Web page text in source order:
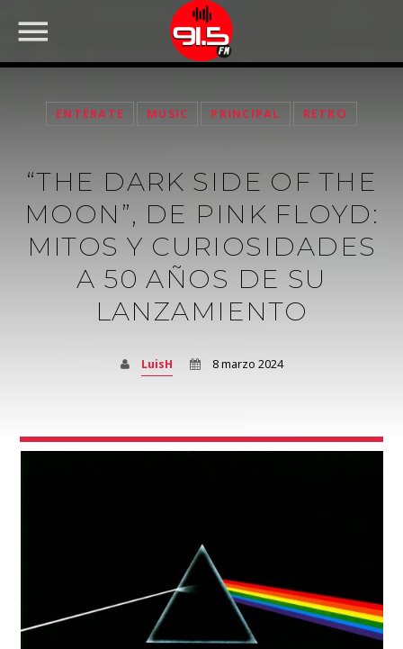
FACEBOOK
ENTÉRATE MUSIC PRINCIPAL RETRO
“THE DARK SIDE OF THE
MOON”, DE PINK FLOYD:
MITOS Y CURIOSIDADES
A 50 AÑOS DE SU
LANZAMIENTO
LuisH 8 marzo 2024